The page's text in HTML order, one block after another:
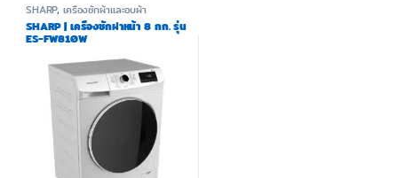
SHARP,เครื่องซักผ้าและอบผ้า
SHARP | เครื่องซักฝาหน้า 8 กก. รุ่น
ES-FW810W